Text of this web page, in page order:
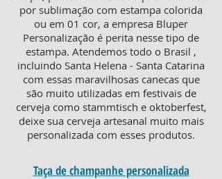
por sublimação com estampa colorida
ou em 01 cor, a empresa Bluper
Personalização é perita nesse tipo de
estampa. Atendemos todo o Brasil ,
incluindo Santa Helena - Santa Catarina
com essas maravilhosas canecas que
são muito utilizadas em festivais de
cerveja como stammtisch e oktoberfest,
deixe sua cerveja artesanal muito mais
personalizada com esses produtos.
Taça de champanhe personalizada